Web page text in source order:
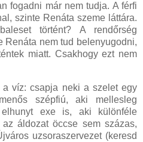
fogadni már nem tudja. A férfi
szinte Renáta szeme láttára.
történt? A rendőrség
Renáta nem tud belenyugodni,
miatt. Csakhogy ezt nem
víz: csapja neki a szelet egy
szépfiú, aki mellesleg
exe is, aki különféle
áldozat öccse sem százas,
uzsoraszervezet (keresd